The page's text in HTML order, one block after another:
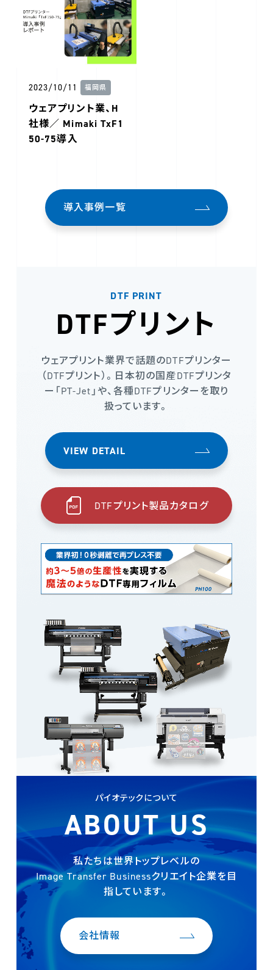
2023/10/11 福岡県
ウェアプリント業、H
社様／ Mimaki TxF1
50-75導入
導入事例一覧
DTF PRINT
DTFプリント
ウェアプリント業界で話題のDTFプリンター
（DTFプリント）。日本初の国産DTFプリンタ
ー「PT-Jet」や、各種DTFプリンターを取り
扱っています。
VIEW DETAIL
DTFプリント製品カタログ
パイオテックについて
ABOUT US
私たちは世界トップレベルの
Image Transfer Businessクリエイト企業を目
指しています。
会社情報